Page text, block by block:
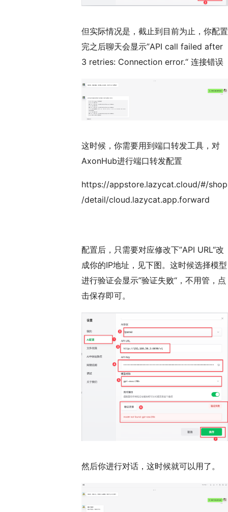
但实际情况是，截止到目前为止，你配置
完之后聊天会显示”API call failed after
3 retries: Connection error.“ 连接错误
这时候，你需要用到端口转发工具，对
AxonHub进行端口转发配置
https://appstore.lazycat.cloud/#/shop
/detail/cloud.lazycat.app.forward
配置后，只需要对应修改下”API URL“改
成你的IP地址，见下图。这时候选择模型
进行验证会显示”验证失败“，不用管，点
击保存即可。
然后你进行对话，这时候就可以用了。